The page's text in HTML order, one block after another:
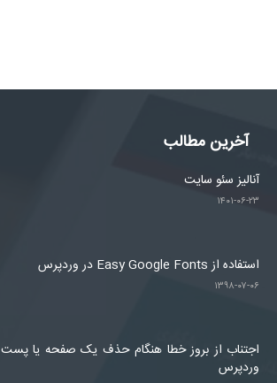
آخرین مطالب
آنالیز سئو سایت
۱۴۰۱-۰۶-۲۳
استفاده از Easy Google Fonts در وردپرس
۱۳۹۸-۰۷-۰۶
اجتناب از بروز خطا هنگام حذف یک صفحه یا پست
وردپرس